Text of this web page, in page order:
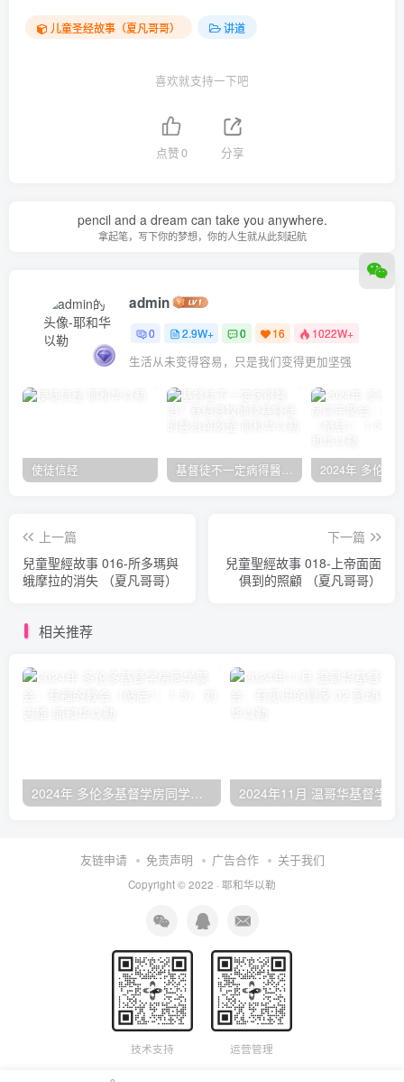
儿童圣经故事（夏凡哥哥） 讲道
喜欢就支持一下吧
点赞0 分享
pencil and a dream can take you anywhere.
拿起笔，写下你的梦想，你的人生就从此刻起航
admin
0 2.9W+ 0 16 1022W+
生活从未变得容易，只是我们变得更加坚强
使徒信经 基督徒不一定病得醫治？寇紹恩牧師談基督徒的醫治與盼望
上一篇
兒童聖經故事 016-所多瑪與
蛾摩拉的消失 （夏凡哥哥）
下一篇
兒童聖經故事 018-上帝面面
俱到的照顧 （夏凡哥哥）
相关推荐
2024年 多伦多基督学房同学聚会：有福的教会（帖后1：1-5） 刘志雄
友链申请 免责声明 广告合作 关于我们
Copyright © 2022 · 耶和华以勒
技术支持 运营管理